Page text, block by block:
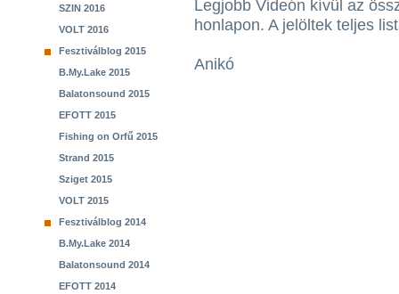
SZIN 2016
VOLT 2016
Fesztiválblog 2015
B.My.Lake 2015
Balatonsound 2015
EFOTT 2015
Fishing on Orfű 2015
Strand 2015
Sziget 2015
VOLT 2015
Fesztiválblog 2014
B.My.Lake 2014
Balatonsound 2014
EFOTT 2014
Legjobb Videón kívül az
honlapon. A jelöltek teljes
Anikó